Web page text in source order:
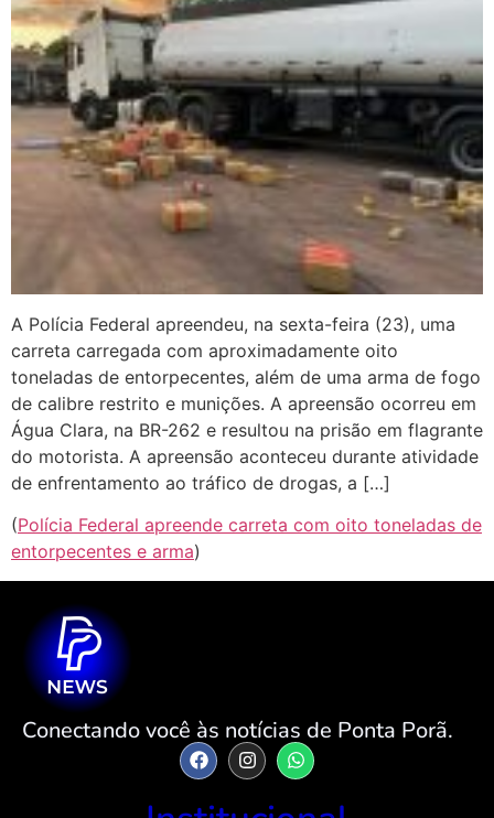
A Polícia Federal apreendeu, na sexta-feira (23), uma
carreta carregada com aproximadamente oito
toneladas de entorpecentes, além de uma arma de fogo
de calibre restrito e munições. A apreensão ocorreu em
Água Clara, na BR-262 e resultou na prisão em flagrante
do motorista. A apreensão aconteceu durante atividade
de enfrentamento ao tráfico de drogas, a […]
(Polícia Federal apreende carreta com oito toneladas de
entorpecentes e arma)
Conectando você às notícias de Ponta Porã.